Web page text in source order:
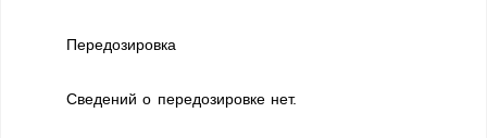
Передозировка
Сведений о передозировке нет.